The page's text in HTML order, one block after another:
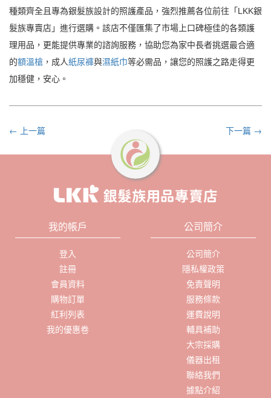
種類齊全且專為銀髮族設計的照護產品，強烈推薦各位前往「LKK銀
髮族專賣店」進行選購。該店不僅匯集了市場上口碑極佳的各類護
理用品，更能提供專業的諮詢服務，協助您為家中長者挑選最合適
的額溫槍 ，成人紙尿褲與濕紙巾等必需品，讓您的照護之路走得更
加穩健，安心。
← 上一篇 下一篇 →
我的帳戶
登入
註冊
會員資料
購物訂單
紅利列表
我的優惠卷
公司簡介
公司簡介
隱私權政策
免責聲明
服務條款
運費說明
輔具補助
大宗採購
儀器出租
聯絡我們
據點介紹